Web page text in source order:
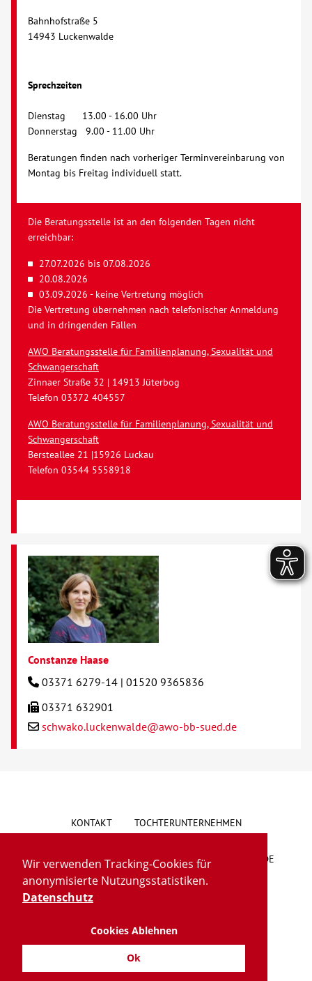
Wir verwenden Tracking-Cookies für
anonymisierte Nutzungsstatistiken.
Datenschutz
Cookies Ablehnen
Ok
Bahnhofstraße 5
14943 Luckenwalde
Sprechzeiten
Dienstag 13.00 - 16.00 Uhr
Donnerstag 9.00 - 11.00 Uhr
Beratungen finden nach vorheriger Terminvereinbarung von
Montag bis Freitag individuell statt.
Die Beratungsstelle ist an den folgenden Tagen nicht
erreichbar:
27.07.2026 bis 07.08.2026
20.08.2026
03.09.2026 - keine Vertretung möglich
Die Vertretung übernehmen nach telefonischer Anmeldung
und in dringenden Fällen
AWO Beratungsstelle für Familienplanung, Sexualität und
Schwangerschaft
Zinnaer Straße 32 | 14913 Jüterbog
Telefon 03372 404557
AWO Beratungsstelle für Familienplanung, Sexualität und
Schwangerschaft
Bersteallee 21 |15926 Luckau
Telefon 03544 5558918
Constanze Haase
03371 6279-14 | 01520 9365836
03371 632901
schwako.luckenwalde@awo-bb-sued.de
KONTAKT TOCHTERUNTERNEHMEN
HINWEISGEBERSYSTEM VORSCHLAG/BESCHWERDE
LIEFERKETTENGESETZ
IMPRESSUM DATENSCHUTZ